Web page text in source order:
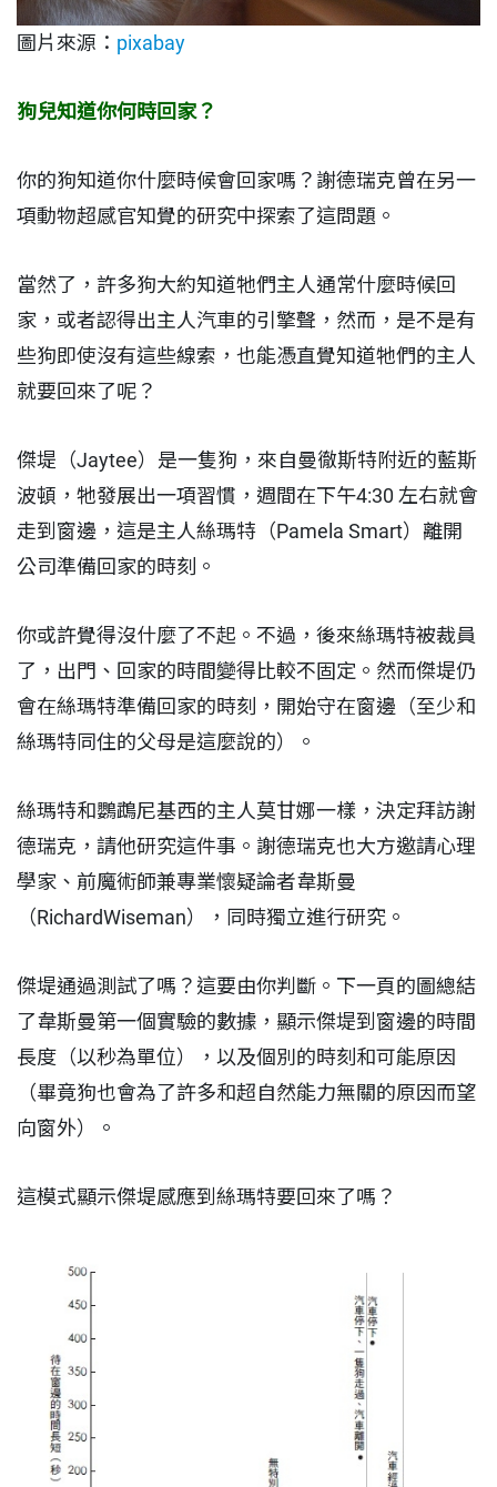
圖片來源： pixabay
狗兒知道你何時回家？
你的狗知道你什麼時候會回家嗎？謝德瑞克曾在另一
項動物超感官知覺的研究中探索了這問題。
當然了，許多狗大約知道牠們主人通常什麼時候回
家，或者認得出主人汽車的引擎聲，然而，是不是有
些狗即使沒有這些線索，也能憑直覺知道牠們的主人
就要回來了呢？
傑堤（Jaytee）是一隻狗，來自曼徹斯特附近的藍斯
波頓，牠發展出一項習慣，週間在下午4:30 左右就會
走到窗邊，這是主人絲瑪特（Pamela Smart）離開
公司準備回家的時刻。
你或許覺得沒什麼了不起。不過，後來絲瑪特被裁員
了，出門、回家的時間變得比較不固定。然而傑堤仍
會在絲瑪特準備回家的時刻，開始守在窗邊（至少和
絲瑪特同住的父母是這麼說的）。
絲瑪特和鸚鵡尼基西的主人莫甘娜一樣，決定拜訪謝
德瑞克，請他研究這件事。謝德瑞克也大方邀請心理
學家、前魔術師兼專業懷疑論者韋斯曼
（RichardWiseman），同時獨立進行研究。
傑堤通過測試了嗎？這要由你判斷。下一頁的圖總結
了韋斯曼第一個實驗的數據，顯示傑堤到窗邊的時間
長度（以秒為單位），以及個別的時刻和可能原因
（畢竟狗也會為了許多和超自然能力無關的原因而望
向窗外）。
這模式顯示傑堤感應到絲瑪特要回來了嗎？